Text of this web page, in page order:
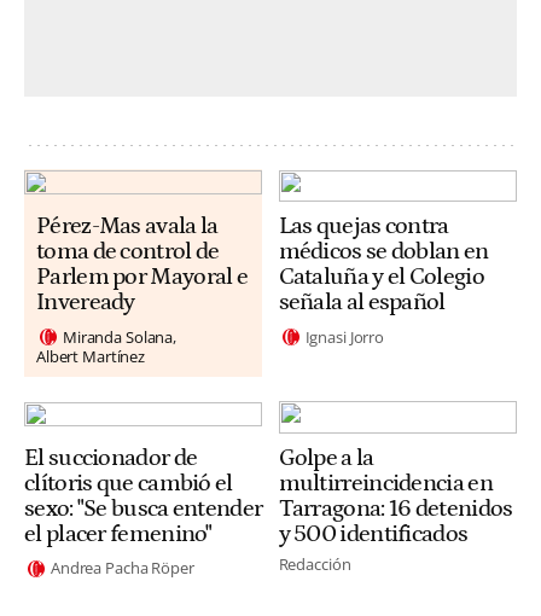
Pérez-Mas avala la
toma de control de
Parlem por Mayoral e
Inveready
Miranda Solana
Albert Martínez
Las quejas contra
médicos se doblan en
Cataluña y el Colegio
señala al español
Ignasi Jorro
El succionador de
clítoris que cambió el
sexo: "Se busca entender
el placer femenino"
Andrea Pacha Röper
Golpe a la
multirreincidencia en
Tarragona: 16 detenidos
y 500 identificados
Redacción